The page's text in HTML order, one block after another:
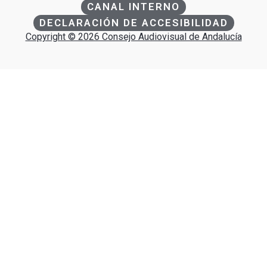
CANAL INTERNO
DECLARACIÓN DE ACCESIBILIDAD
Copyright © 2026 Consejo Audiovisual de Andalucía